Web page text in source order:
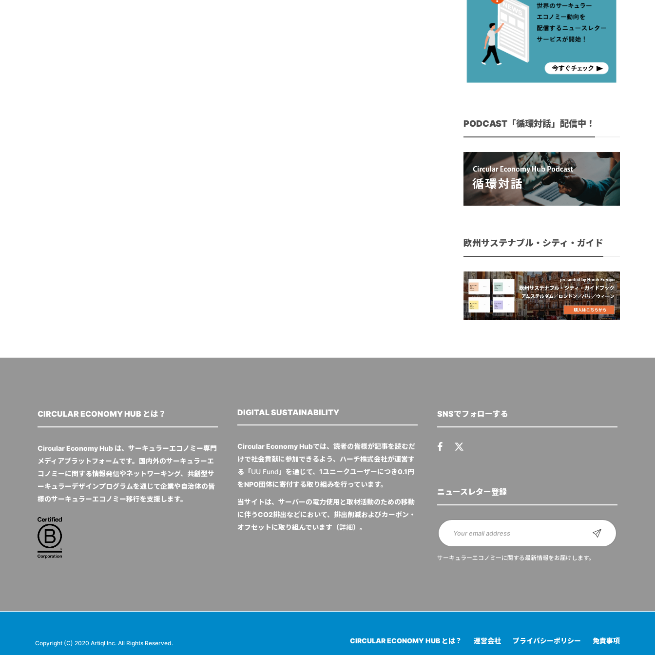
PODCAST「循環対話」配信中！
欧州サステナブル・シティ・ガイド
CIRCULAR ECONOMY HUB とは？
Circular Economy Hub は、サーキュラーエコノミー専門
メディアプラットフォームです。国内外のサーキュラーエ
コノミーに関する情報発信やネットワーキング、共創型サ
ーキュラーデザインプログラムを通じて企業や自治体の皆
様のサーキュラーエコノミー移行を支援します。
DIGITAL SUSTAINABILITY
Circular Economy Hubでは、読者の皆様が記事を読むだ
けで社会貢献に参加できるよう、ハーチ株式会社が運営す
る「UU Fund」を通じて、1ユニークユーザーにつき0.1円
をNPO団体に寄付する取り組みを行っています。
当サイトは、サーバーの電力使用と取材活動のための移動
に伴うCO2排出などにおいて、排出削減およびカーボン・
オフセットに取り組んでいます（詳細）。
SNSでフォローする
ニュースレター登録
サーキュラーエコノミーに関する最新情報をお届けします。
Copyright (C) 2020 Artiql Inc. All Rights Reserved. CIRCULAR ECONOMY HUB とは？ 運営会社 プライバシーポリシー 免責事項